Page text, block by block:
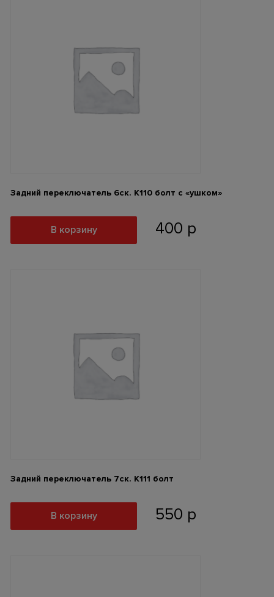
Задний переключатель 6ск. К110 болт с «ушком»
400 р
В корзину
Задний переключатель 7ск. К111 болт
550 р
В корзину